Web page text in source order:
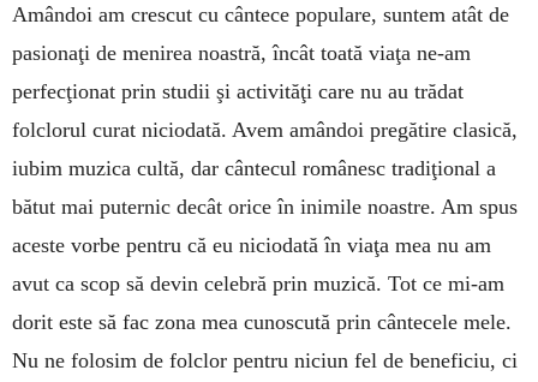
Amândoi am crescut cu cântece populare, suntem atât de
pasionaţi de menirea noastră, încât toată viaţa ne-am
perfecţionat prin studii şi activităţi care nu au trădat
folclorul curat niciodată. Avem amândoi pregătire clasică,
iubim muzica cultă, dar cântecul românesc tradiţional a
bătut mai puternic decât orice în inimile noastre. Am spus
aceste vorbe pentru că eu niciodată în viaţa mea nu am
avut ca scop să devin celebră prin muzică. Tot ce mi-am
dorit este să fac zona mea cunoscută prin cântecele mele.
Nu ne folosim de folclor pentru niciun fel de beneficiu, ci